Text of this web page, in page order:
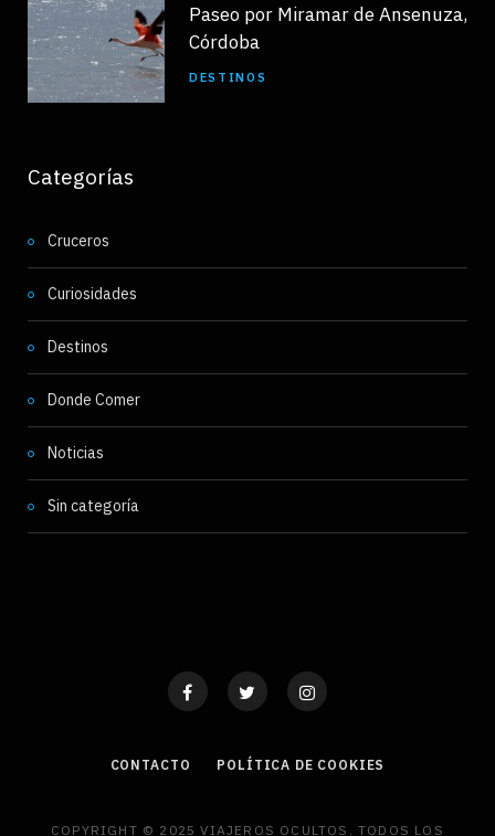
Paseo por Miramar de Ansenuza,
Córdoba
DESTINOS
Categorías
Cruceros
Curiosidades
Destinos
Donde Comer
Noticias
Sin categoría
CONTACTO POLÍTICA DE COOKIES
COPYRIGHT © 2025 VIAJEROS OCULTOS. TODOS LOS